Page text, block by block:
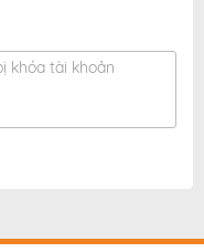
khóa tài khoản